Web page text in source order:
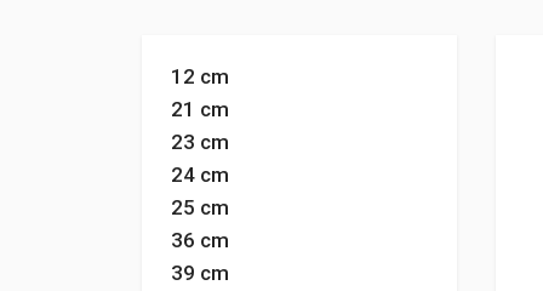
12 cm
21 cm
23 cm
24 cm
25 cm
36 cm
39 cm